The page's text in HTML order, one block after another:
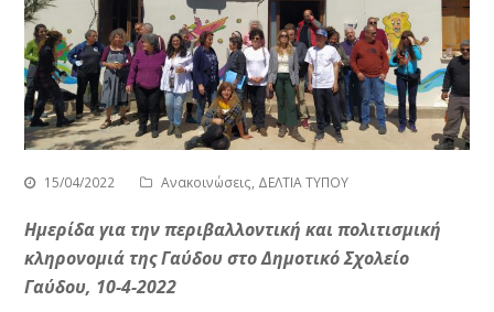
15/04/2022 Ανακοινώσεις, ΔΕΛΤΙΑ ΤΥΠΟΥ
Ημερίδα για την περιβαλλοντική και πολιτισμική
κληρονομιά της Γαύδου στο Δημοτικό Σχολείο
Γαύδου, 10-4-2022